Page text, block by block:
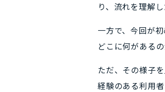
り、流れを理解
一方で、今回が
どこに何がある
ただ、その様子
経験のある利用